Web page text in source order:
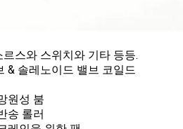
스와 스위치와 기타 등등.
& 솔레노이드 밸브 코일드
원성 붐
송 롤러